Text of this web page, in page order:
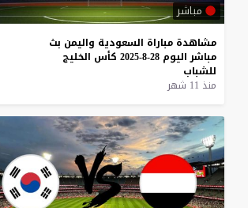
مباشر
مشاهدة مباراة السعودية واليمن بث
مباشر اليوم 28-8-2025 كأس الخليج
للشباب
منذ 11 شهر